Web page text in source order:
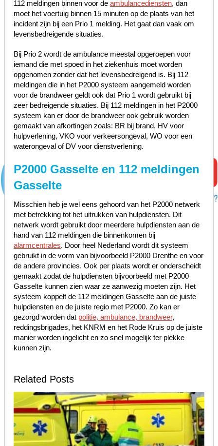
112 meldingen binnen voor de ambulancediensten, dan
moet het voertuig binnen 15 minuten op de plaats van het
incident zijn bij een Prio 1 melding. Het gaat dan vaak om
levensbedreigende situaties.
Bij Prio 2 wordt de ambulance meestal opgeroepen voor
iemand die met spoed in het ziekenhuis moet worden
opgenomen zonder dat het levensbedreigend is. Bij 112
meldingen die in het P2000 systeem aangemeld worden
voor de brandweer geldt ook dat Prio 1 wordt gebruikt bij
zeer bedreigende situaties. Bij 112 meldingen in het P2000
systeem kan er door de brandweer ook gebruik worden
gemaakt van afkortingen zoals: BR bij brand, HV voor
hulpverlening, VKO voor verkeersongeval, WO voor een
waterongeval of DV voor dienstverlening.
P2000 Gasselte en 112 meldingen
Gasselte
Misschien heb je wel eens gehoord van het P2000 netwerk
met betrekking tot het uitrukken van hulpdiensten. Dit
netwerk wordt gebruikt door meerdere hulpdiensten aan de
hand van 112 meldingen die binnenkomen bij
alarmcentrales. Door heel Nederland wordt dit systeem
gebruikt in de vorm van bijvoorbeeld P2000 Drenthe en voor
de andere provincies. Ook per plaats wordt er onderscheidt
gemaakt zodat de hulpdiensten bijvoorbeeld met P2000
Gasselte kunnen zien waar ze aanwezig moeten zijn. Het
systeem koppelt de 112 meldingen Gasselte aan de juiste
hulpdiensten en de juiste regio met P2000. Zo kan er
gezorgd worden dat politie, ambulance, brandweer,
reddingsbrigades, het KNRM en het Rode Kruis op de juiste
manier worden ingelicht en zo snel mogelijk ter plekke
kunnen zijn.
Related Posts